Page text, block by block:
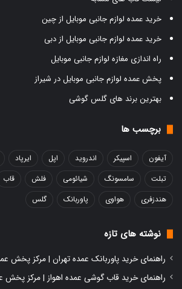
خرید عمده لوازم جانبی موبایل از چین
خرید عمده لوازم جانبی موبایل از دبی
راه اندازی مغازه لوازم جانبی موبایل
پخش عمده لوازم جانبی موبایل در شیراز
بهترین برند های گلس گوشی
برچسب ها
آیفون اسپیکر اندروید اپل ایرپاد
تبلت
سامسونگ شیائومی فلش قاب
هندزفری
هواوی پاوربانک گلس
نوشته های تازه
راهنمای خرید پاوربانک عمده تهران | مرکز پخش
راهنمای خرید قاب گوشی عمده اهواز | مرکز پخش